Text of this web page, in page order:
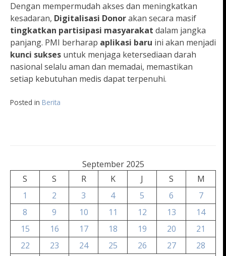
Dengan mempermudah akses dan meningkatkan
kesadaran, Digitalisasi Donorakan secara masif
tingkatkan partisipasi masyarakat dalam jangka
panjang. PMI berharap aplikasi baru ini akan menjadi
kunci sukses untuk menjaga ketersediaan darah
nasional selalu aman dan memadai, memastikan
setiap kebutuhan medis dapat terpenuhi.
Posted in Berita
September 2025
S
S R K J S
M
1
2 3 4 5 6
7
8
9 10 11 12 13
14
15
16 17 18 19 20
21
22
23 24 25 26 27
28